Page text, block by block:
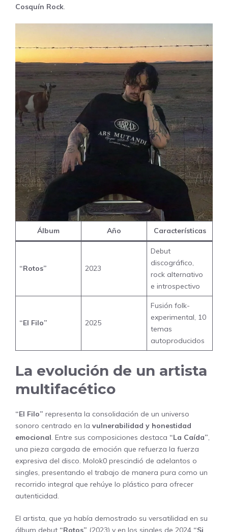
Cosquín Rock.
Álbum Año Características
“Rotos” 2023
Debut
discográfico,
rock alternativo
e introspectivo
“El Filo” 2025
Fusión folk-
experimental, 10
temas
autoproducidos
La evolución de un artista
multifacético
“El Filo” representa la consolidación de un universo
sonoro centrado en la vulnerabilidad y honestidad
emocional. Entre sus composiciones destaca “La Caída”,
una pieza cargada de emoción que refuerza la fuerza
expresiva del disco. Molok0 prescindió de adelantos o
singles, presentando el trabajo de manera pura como un
recorrido integral que rehúye lo plástico para ofrecer
autenticidad.
El artista, que ya había demostrado su versatilidad en su
álbum debut “Rotos” (2023) y en los singles de 2024 “Si